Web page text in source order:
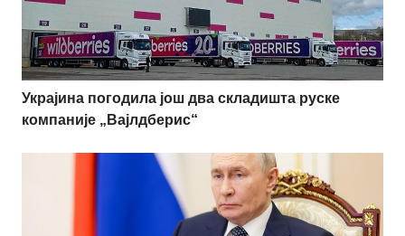
Украјина погодила још два складишта руске
компаније „Вајлдберис“